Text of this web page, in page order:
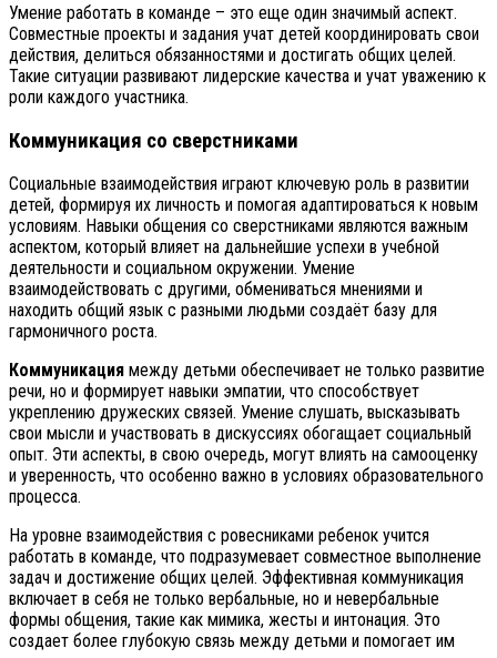
Умение работать в команде – это еще один значимый аспект.
Совместные проекты и задания учат детей координировать свои
действия, делиться обязанностями и достигать общих целей.
Такие ситуации развивают лидерские качества и учат уважению к
роли каждого участника.
Коммуникация со сверстниками
Социальные взаимодействия играют ключевую роль в развитии
детей, формируя их личность и помогая адаптироваться к новым
условиям. Навыки общения со сверстниками являются важным
аспектом, который влияет на дальнейшие успехи в учебной
деятельности и социальном окружении. Умение
взаимодействовать с другими, обмениваться мнениями и
находить общий язык с разными людьми создаёт базу для
гармоничного роста.
Коммуникация между детьми обеспечивает не только развитие
речи, но и формирует навыки эмпатии, что способствует
укреплению дружеских связей. Умение слушать, высказывать
свои мысли и участвовать в дискуссиях обогащает социальный
опыт. Эти аспекты, в свою очередь, могут влиять на самооценку
и уверенность, что особенно важно в условиях образовательного
процесса.
На уровне взаимодействия с ровесниками ребенок учится
работать в команде, что подразумевает совместное выполнение
задач и достижение общих целей. Эффективная коммуникация
включает в себя не только вербальные, но и невербальные
формы общения, такие как мимика, жесты и интонация. Это
создает более глубокую связь между детьми и помогает им